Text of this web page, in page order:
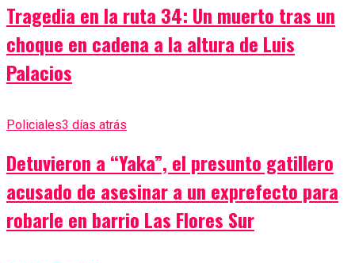
Tragedia en la ruta 34: Un muerto tras un
choque en cadena a la altura de Luis
Palacios
Policiales3 días atrás
Detuvieron a “Yaka”, el presunto gatillero
acusado de asesinar a un exprefecto para
robarle en barrio Las Flores Sur